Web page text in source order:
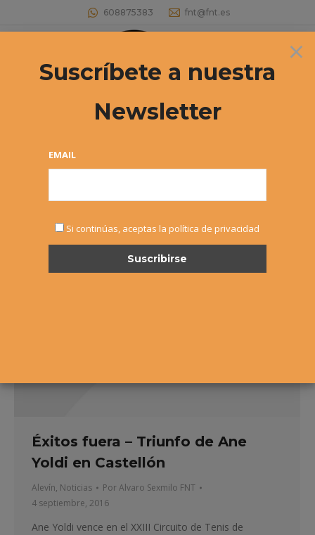
608875383 fnt@fnt.es
Buscar:
Archivos por mes: septiembre 2016
Éxitos fuera – Triunfo de Ane
Yoldi en Castellón
Alevín, Noticias PorAlvaro Sexmilo FNT
4 septiembre, 2016
Ane Yoldi vence en el XXIII Circuito de Tenis de
×
Suscríbete a nuestra
Newsletter
EMAIL
Si continúas, aceptas la política de privacidad